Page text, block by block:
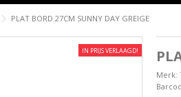
PLAT BORD 27CM SUNNY DAY GREIGE
IN PRIJS VERLAAGD!
Merk: